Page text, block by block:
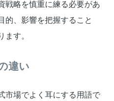
戦略を慎重に練る必要があ
的、影響を把握すること
ます。
違い
市場でよく耳にする用語で